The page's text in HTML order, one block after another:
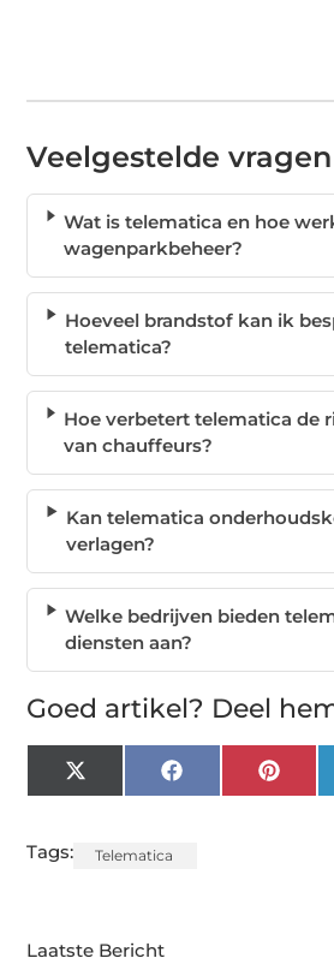
Veelgestelde vragen
Wat is telematica en hoe
wagenparkbeheer?
Hoeveel brandstof kan ik
telematica?
Hoe verbetert telematica de
van chauffeurs?
Kan telematica
verlagen?
Welke bedrijven bieden
diensten aan?
Goed artikel? Deel
X
(Twitter)
Facebook
Tags: Telematica
Laatste Bericht